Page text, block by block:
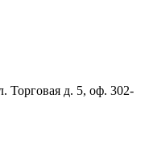
Торговая д. 5, оф. 302-